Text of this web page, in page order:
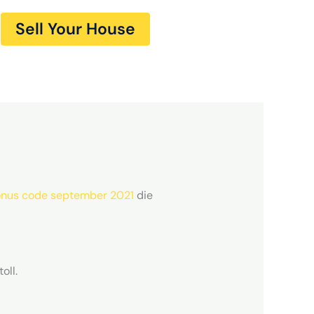
Sell Your House
code september 2021 die